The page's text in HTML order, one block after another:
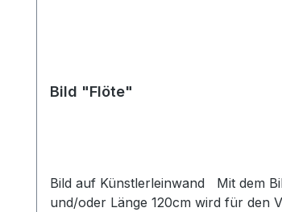
Bild "Flöte"
Bild auf Künstlerleinwand Mit dem Bibelvers: Danket dem Herrn; denn er ist freundlich ... Ps. 106,1 Beim Versand von Bildern ab dem Format Breite 60
und/oder Länge 120cm wird für den